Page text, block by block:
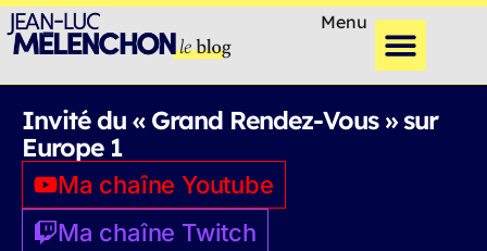
Menu
Invité du « Grand Rendez-Vous » sur
Europe 1
Ma chaîne Youtube
Ma chaîne Twitch